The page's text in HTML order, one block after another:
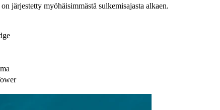
järjestetty myöhäisimmästä sulkemisajasta alkaen.